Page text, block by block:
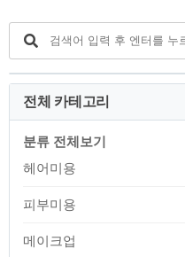
전체 카테고리
분류 전체보기
헤어미용
피부미용
메이크업